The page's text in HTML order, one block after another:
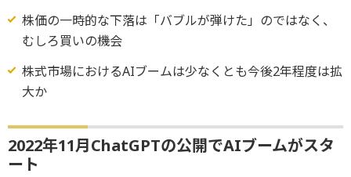
株価の一時的な下落は「バブルが弾けた」のではなく、
むしろ買いの機会
株式市場におけるAIブームは少なくとも今後2年程度は拡
大か
2022年11月ChatGPTの公開でAIブームがスタ
ート